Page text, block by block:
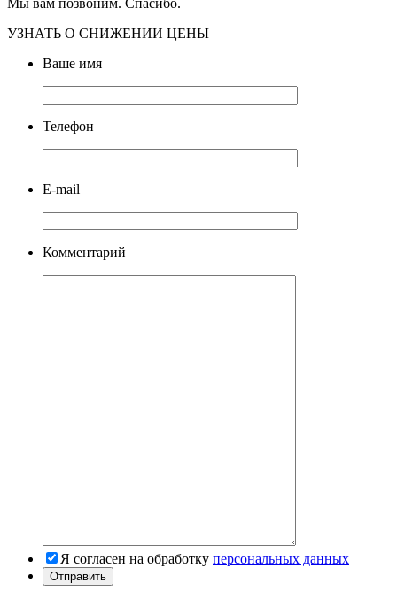
УЗНАТЬ О СНИЖЕНИИ ЦЕНЫ
Ваше имя
Телефон
E-mail
Комментарий
Я согласен на обработку персональных данных